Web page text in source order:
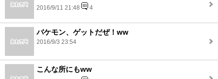
2016/9/11 21:48 4
バケモン、ゲットだぜ！ww
2016/9/3 23:54
こんな所にもww